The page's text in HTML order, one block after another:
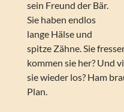
sein Freund der Bär.
Sie haben endlos
lange Hälse und
spitze Zähne. Sie
kommen sie her? Und
sie wieder los? Ham
Plan.